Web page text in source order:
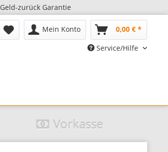
Geld-zurück Garantie
Mein Konto
0,00 € *
Service/Hilfe
Vorkasse